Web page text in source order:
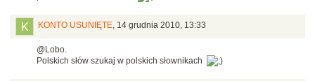
KONTO USUNIĘTE, 14 grudnia 2010, 13:33
@Lobo.
Polskich słów szukaj w polskich słownikach